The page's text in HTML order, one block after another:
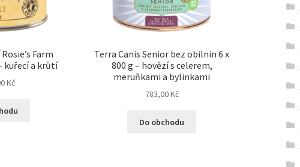
Farm
kuřecí a krůtí
Kč
Terra Canis Senior bez obilnin 6 x
800 g – hovězí s celerem,
meruňkami a bylinkami
783,00Kč
Do obchodu